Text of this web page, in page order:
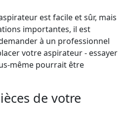
est facile et sûr, mais
importantes, il est
à un professionnel
votre aspirateur - essayer
même pourrait être
de votre